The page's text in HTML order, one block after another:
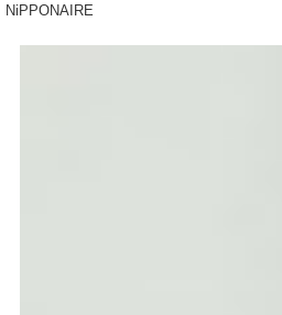
NiPPONAIRE